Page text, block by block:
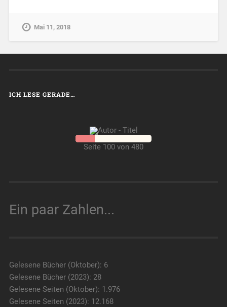
Mai 11, 2018
ICH LESE GERADE…
Seite 100 von 480
Ein paar Zahlen...
Gelesene Bücher (Oktober): 6
Gelesene Bücher (2023): 28
Gelesene Seiten (Oktober): 1.976
Gelesene Seiten (2023): 12.168